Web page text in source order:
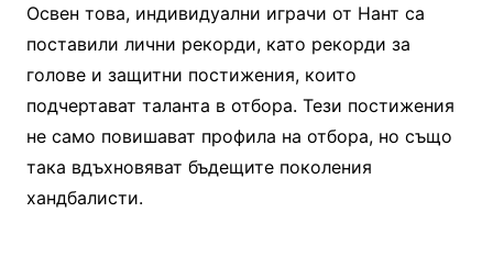
Освен това, индивидуални играчи от Нант са
поставили лични рекорди, като рекорди за
голове и защитни постижения, които
подчертават таланта в отбора. Тези постижения
не само повишават профила на отбора, но също
така вдъхновяват бъдещите поколения
хандбалисти.